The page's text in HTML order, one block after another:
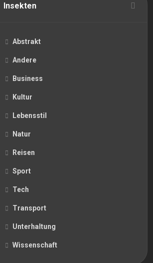
Insekten
Abstrakt
Andere
Business
Kultur
Lebensstil
Natur
Reisen
Sport
Tech
Transport
Unterhaltung
Wissenschaft